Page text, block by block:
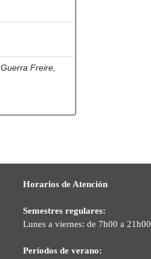
Guerra Freire,
Horarios de Atención
Semestres regulares:
Lunes a viernes: de 7h00 a 21h00
Períodos de verano: